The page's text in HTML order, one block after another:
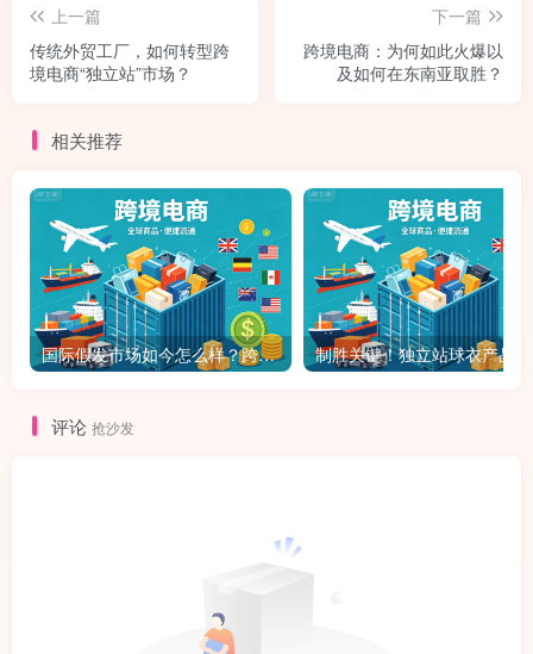
上一篇
传统外贸工厂，如何转型跨
境电商“独立站”市场？
下一篇
跨境电商：为何如此火爆以
及如何在东南亚取胜？
相关推荐
国际假发市场如今怎么样？跨境独立站如何做假发？
评论 抢沙发